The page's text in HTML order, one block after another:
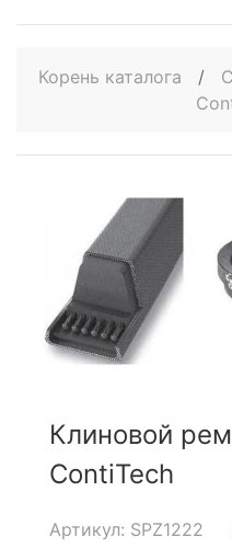
Корень каталога /
Клиновой
ContiTech
Артикул: SPZ1222